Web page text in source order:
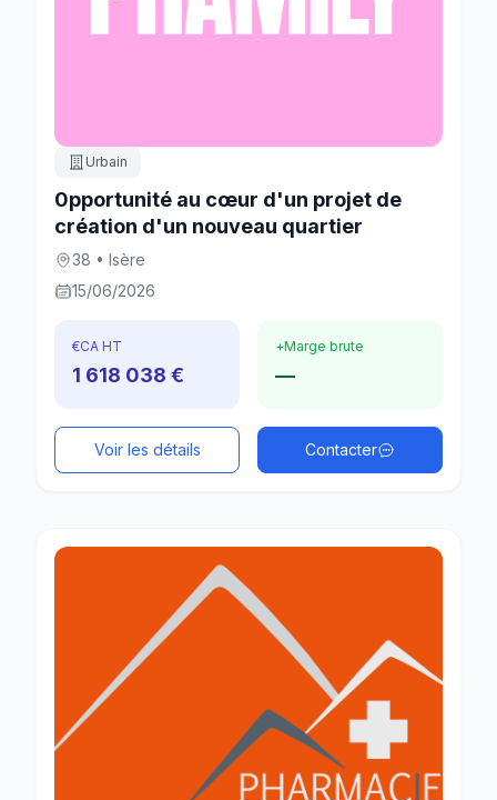
Urbain
0pportunité au cœur d'un projet de
création d'un nouveau quartier
38 • Isère
15/06/2026
€CA HT
1 618 038 €
+Marge brute
—
Voir les détails Contacter